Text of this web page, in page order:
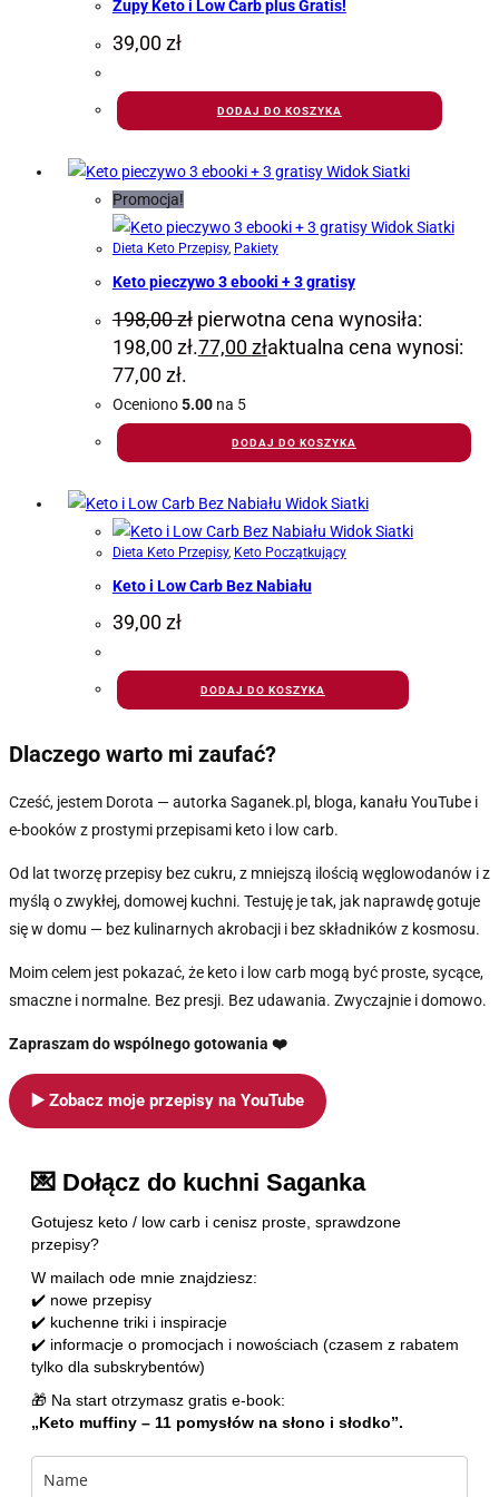
Zupy Keto i Low Carb plus Gratis!
39,00zł
DODAJ DO KOSZYKA
Widok Siatki
Promocja!
Widok Siatki
Dieta Keto Przepisy, Pakiety
Keto pieczywo 3 ebooki + 3 gratisy
198,00zł pierwotna cena wynosiła:
198,00 zł.77,00złaktualna cena wynosi:
77,00 zł.
Oceniono5.00na 5
DODAJ DO KOSZYKA
Widok Siatki
Widok Siatki
Dieta Keto Przepisy, Keto Początkujący
Keto i Low Carb Bez Nabiału
39,00zł
DODAJ DO KOSZYKA
Dlaczego warto mi zaufać?
Cześć, jestem Dorota — autorka Saganek.pl, bloga, kanału YouTube i
e-booków z prostymi przepisami keto i low carb.
Od lat tworzę przepisy bez cukru, z mniejszą ilością węglowodanów i z
myślą o zwykłej, domowej kuchni. Testuję je tak, jak naprawdę gotuje
się w domu — bez kulinarnych akrobacji i bez składników z kosmosu.
Moim celem jest pokazać, że keto i low carb mogą być proste, sycące,
smaczne i normalne. Bez presji. Bez udawania. Zwyczajnie i domowo.
Zapraszam do wspólnego gotowania ❤️
▶️ Zobacz moje przepisy na YouTube
💌 Dołącz do kuchni Saganka
Gotujesz keto / low carb i cenisz proste, sprawdzone
przepisy?
W mailach ode mnie znajdziesz:
✔️ nowe przepisy
✔️ kuchenne triki i inspiracje
✔️ informacje o promocjach i nowościach (czasem z rabatem
tylko dla subskrybentów)
🎁 Na start otrzymasz gratis e-book:
„Keto muffiny – 11 pomysłów na słono i słodko”.